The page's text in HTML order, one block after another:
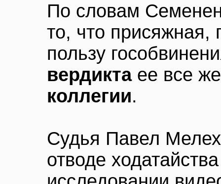
По словам
то, что присяжная,
пользу
вердиктаее все
коллегии.
Судья Павел
отводе